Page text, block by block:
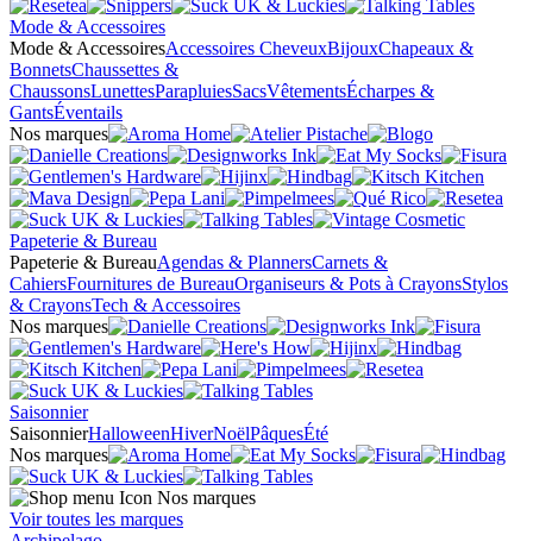
Mode & Accessoires
Mode & AccessoiresAccessoires CheveuxBijouxChapeaux &
BonnetsChaussettes &
ChaussonsLunettesParapluiesSacsVêtementsÉcharpes &
GantsÉventails
Nos marques
Papeterie & Bureau
Papeterie & BureauAgendas & PlannersCarnets &
CahiersFournitures de BureauOrganiseurs & Pots à CrayonsStylos
& CrayonsTech & Accessoires
Nos marques
Saisonnier
SaisonnierHalloweenHiverNoëlPâquesÉté
Nos marques
Nos marques
Voir toutes les marques